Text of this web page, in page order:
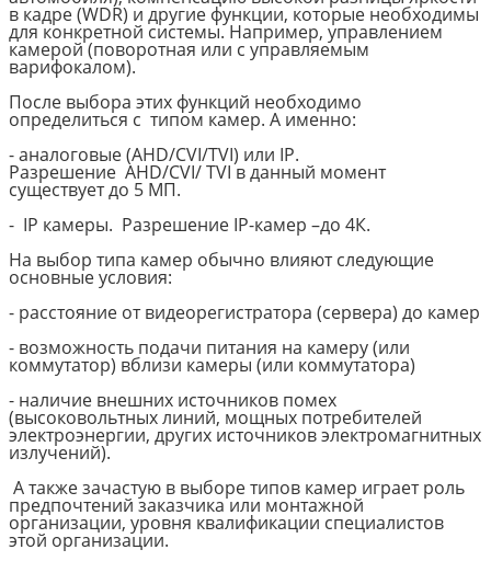
в кадре (WDR) и другие функции, которые необходимы
для конкретной системы. Например, управлением
камерой (поворотная или с управляемым
варифокалом).
После выбора этих функций необходимо
определиться с типом камер. А именно:
- аналоговые (AHD/CVI/TVI) или IP.
Разрешение AHD/CVI/TVIв данный момент
существует до 5 МП.
- IP камеры. Разрешение IP-камер –до 4К.
На выбор типа камер обычно влияют следующие
основные условия:
- расстояние от видеорегистратора (сервера) до камер
- возможность подачи питания на камеру (или
коммутатор) вблизи камеры (или коммутатора)
- наличие внешних источников помех
(высоковольтных линий, мощных потребителей
электроэнергии, других источников электромагнитных
излучений).
А также зачастую в выборе типов камер играет роль
предпочтений заказчика или монтажной
организации, уровня квалификации специалистов
этой организации.